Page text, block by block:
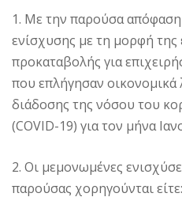
1. Με την παρούσα απόφαση
ενίσχυσης με τη μορφή της
προκαταβολής για
που επλήγησαν οικονομικά
διάδοσης της νόσου του
(COVID-19) για τον μήνα
2. Οι μεμονωμένες
παρούσας χορηγούνται είτε: